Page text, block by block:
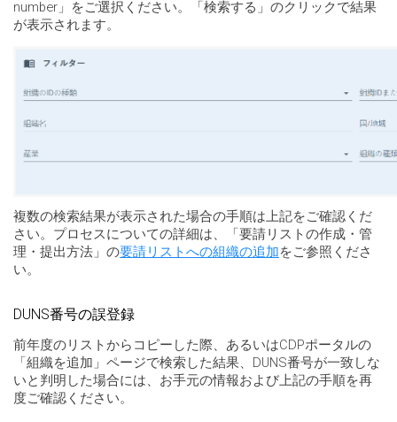
number」をご選択ください。「検索する」のクリックで結果
が表示されます。
複数の検索結果が表示された場合の手順は上記をご確認くだ
さい。プロセスについての詳細は、「要請リストの作成・管
理・提出方法」の要請リストへの組織の追加をご参照くださ
い。
DUNS番号の誤登録
前年度のリストからコピーした際、あるいはCDPポータルの
「組織を追加」ページで検索した結果、DUNS番号が一致しな
いと判明した場合には、お手元の情報および上記の手順を再
度ご確認ください。